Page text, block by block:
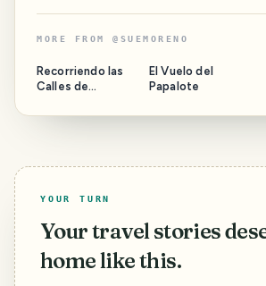
MORE FROM @ SUEMORENO
Recorriendo las
Calles de
El Vuelo del
Papalote
YOUR TURN
Your travel stories
home like this.